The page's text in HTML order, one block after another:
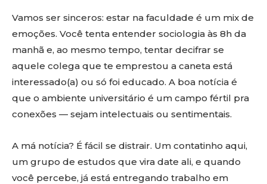
Vamos ser sinceros: estar na faculdade é um mix de
emoções. Você tenta entender sociologia às 8h da
manhã e, ao mesmo tempo, tentar decifrar se
aquele colega que te emprestou a caneta está
interessado(a) ou só foi educado. A boa notícia é
que o ambiente universitário é um campo fértil pra
conexões — sejam intelectuais ou sentimentais.
A má notícia? É fácil se distrair. Um contatinho aqui,
um grupo de estudos que vira date ali, e quando
você percebe, já está entregando trabalho em